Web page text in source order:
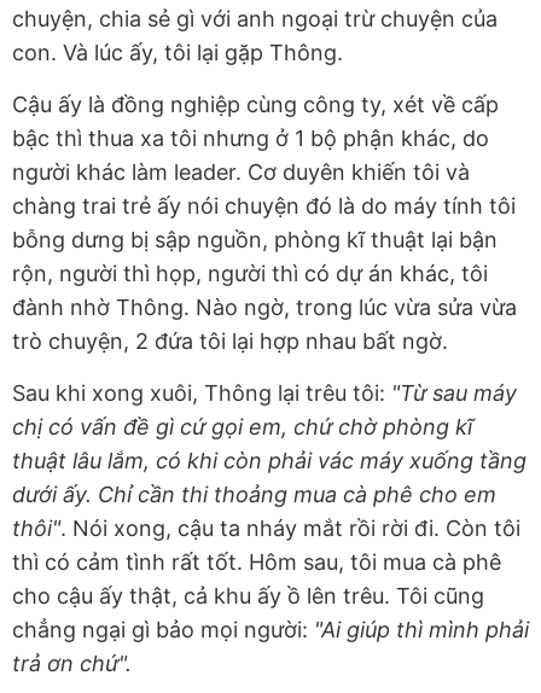
chuyện, chia sẻ gì với anh ngoại trừ chuyện của
con. Và lúc ấy, tôi lại gặp Thông.
Cậu ấy là đồng nghiệp cùng công ty, xét về cấp
bậc thì thua xa tôi nhưng ở 1 bộ phận khác, do
người khác làm leader. Cơ duyên khiến tôi và
chàng trai trẻ ấy nói chuyện đó là do máy tính tôi
bỗng dưng bị sập nguồn, phòng kĩ thuật lại bận
rộn, người thì họp, người thì có dự án khác, tôi
đành nhờ Thông. Nào ngờ, trong lúc vừa sửa vừa
trò chuyện, 2 đứa tôi lại hợp nhau bất ngờ.
Sau khi xong xuôi, Thông lại trêu tôi: "Từ sau máy
chị có vấn đề gì cứ gọi em, chứ chờ phòng kĩ
thuật lâu lắm, có khi còn phải vác máy xuống tầng
dưới ấy. Chỉ cần thi thoảng mua cà phê cho em
thôi". Nói xong, cậu ta nháy mắt rồi rời đi. Còn tôi
thì có cảm tình rất tốt. Hôm sau, tôi mua cà phê
cho cậu ấy thật, cả khu ấy ồ lên trêu. Tôi cũng
chẳng ngại gì bảo mọi người: "Ai giúp thì mình phải
trả ơn chứ".